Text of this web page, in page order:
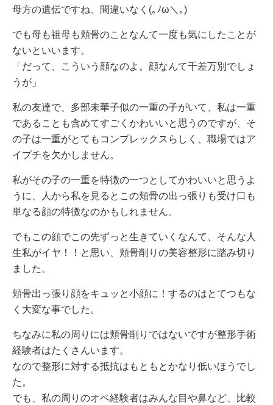
母方の遺伝ですね、間違いなく(｡ﾉω＼｡)
でも母も祖母も頬骨のことなんて一度も気にしたことが
ないといいます。
「だって、こういう顔なのよ。顔なんて千差万別でしょ
うが」
私の友達で、多部未華子似の一重の子がいて、私は一重
であることも含めてすごくかわいいと思うのですが、そ
の子は一重がとてもコンプレックスらしく、職場ではア
イプチを欠かしません。
私がその子の一重を特徴の一つとしてかわいいと思うよ
うに、人から私を見るとこの頬骨の出っ張りも受け口も
単なる顔の特徴なのかもしれません。
でもこの顔でこの先ずっと生きていくなんて、そんな人
生私がイヤ！！と思い、頬骨削りの美容整形に踏み切り
ました。
頬骨出っ張り顔をキュッと小顔に！するのはとてつもな
く大変な事でした。
ちなみに私の周りには頬骨削りではないですが整形手術
経験者はたくさんいます。
なので整形に対する抵抗はもともとかなり低いほうでし
た。
でも、私の周りのオペ経験者はみんな目や鼻など、比較